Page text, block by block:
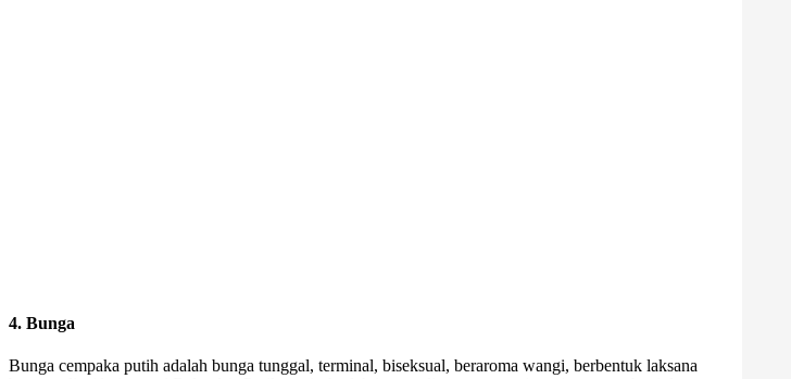
4. Bunga
Bunga cempaka putih adalah bunga tunggal, terminal, biseksual, beraroma wangi, berbentuk laksana